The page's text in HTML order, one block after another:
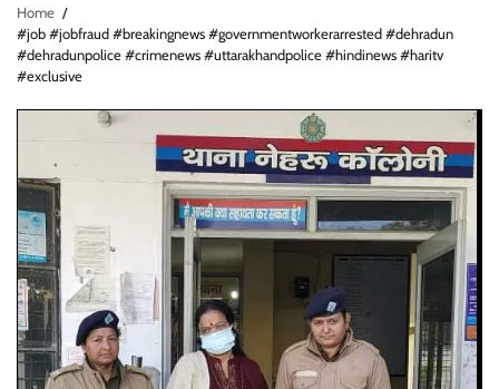
Home
#job #jobfraud #breakingnews #governmentworkerarrested #dehradun
#dehradunpolice #crimenews #uttarakhandpolice #hindinews #haritv
#exclusive